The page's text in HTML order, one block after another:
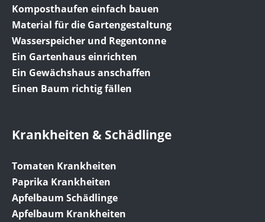
Komposthaufen einfach bauen
Material für die Gartengestaltung
Wasserspeicher und Regentonne
Ein Gartenhaus einrichten
Ein Gewächshaus anschaffen
Einen Baum richtig fällen
Krankheiten & Schädlinge
Tomaten Krankheiten
Paprika Krankheiten
Apfelbaum Schädlinge
Apfelbaum Krankheiten